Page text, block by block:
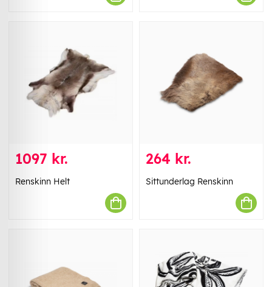
1097 kr.
Renskinn Helt
264 kr.
Sittunderlag Renskinn